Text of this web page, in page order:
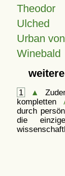
Theodor
Ulched
Urban
Winebald
1 ▲
kompletten
durch
die